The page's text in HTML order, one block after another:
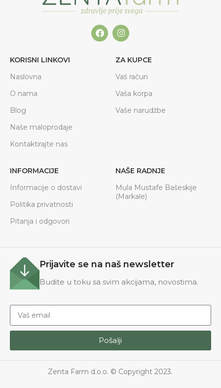
KORISNI LINKOVI
Naslovna
O nama
Blog
Naše maloprodaje
Kontaktirajte nas
ZA KUPCE
Vaš račun
Vaša korpa
Vaše narudžbe
INFORMACIJE
Informacije o dostavi
Politika privatnosti
Pitanja i odgovori
NAŠE RADNJE
Mula Mustafe Bašeskije
(Markale)
Prijavite se na naš newsletter
Budite u toku sa svim akcijama, novostima.
Pošalji
Zenta Farm d.o.o. © Copyright 2023.